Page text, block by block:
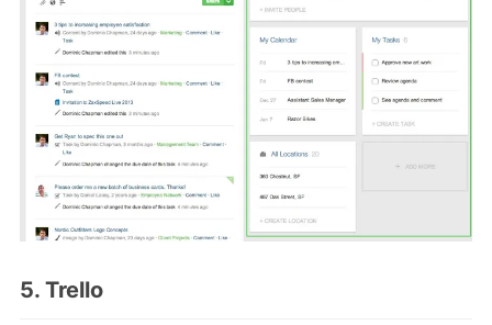
5. Trello